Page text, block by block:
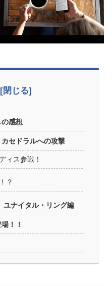
感想
セドラルへの攻撃
ィス参戦！
？
ユナイタル・リング編
！！